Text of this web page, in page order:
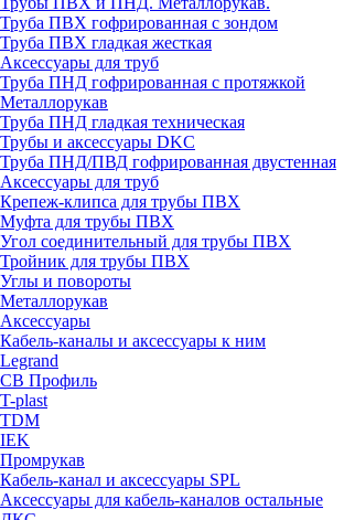
Труба ПВХ гофрированная с зондом
Труба ПВХ гладкая жесткая
Аксессуары для труб
Труба ПНД гофрированная с протяжкой
Металлорукав
Труба ПНД гладкая техническая
Трубы и аксессуары DKC
Труба ПНД/ПВД гофрированная двустенная
Аксессуары для труб
Крепеж-клипса для трубы ПВХ
Муфта для трубы ПВХ
Угол соединительный для трубы ПВХ
Тройник для трубы ПВХ
Углы и повороты
Металлорукав
Аксессуары
Кабель-каналы и аксессуары к ним
Legrand
СВ Профиль
T-plast
TDM
IEK
Промрукав
Кабель-канал и аксессуары SPL
Аксессуары для кабель-каналов остальные